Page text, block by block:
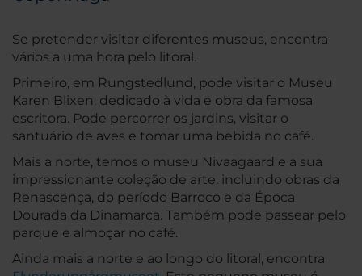
Se pretender visitar diferentes museus, encontra
vários a uma hora pelo litoral.
Primeiro, em Rungstedlund, pode visitar o Museu
Karen Blixen, dedicado à vida e obra da famosa
escritora. Pode percorrer os jardins, visitar o
santuário de aves e tomar uma bebida no café.
Mais a norte, temos o museu Nivaagaard e a sua
impressionante coleção de arte, incluindo obras da
Renascença, do período Barroco e da Época
Dourada da Dinamarca. Também pode passear pelo
parque e almoçar no café.
Ainda mais a norte e ao longo do litoral, encontra